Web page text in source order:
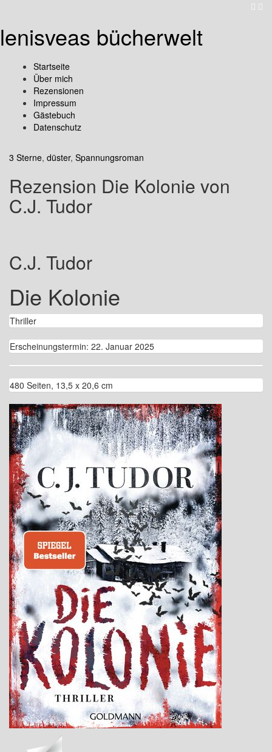
lenisveas bücherwelt
Startseite
Über mich
Rezensionen
Impressum
Gästebuch
Datenschutz
3 Sterne, düster, Spannungsroman
Rezension Die Kolonie von
C.J. Tudor
C.J. Tudor
Die Kolonie
Thriller
Erscheinungstermin: 22. Januar 2025
480 Seiten, 13,5 x 20,6 cm